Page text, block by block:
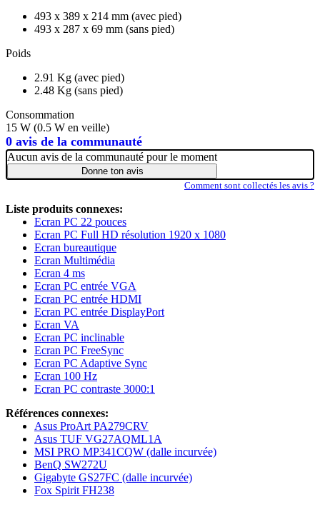
0 avis de la communauté
493 x 389 x 214 mm (avec pied)
493 x 287 x 69 mm (sans pied)
Poids
2.91 Kg (avec pied)
2.48 Kg (sans pied)
Consommation
15 W (0.5 W en veille)
Aucun avis de la communauté pour le moment
Donne ton avis
Comment sont collectés les avis ?
Liste produits connexes:
Ecran PC 22 pouces
Ecran PC Full HD résolution 1920 x 1080
Ecran bureautique
Ecran Multimédia
Ecran 4 ms
Ecran PC entrée VGA
Ecran PC entrée HDMI
Ecran PC entrée DisplayPort
Ecran VA
Ecran PC inclinable
Ecran PC FreeSync
Ecran PC Adaptive Sync
Ecran 100 Hz
Ecran PC contraste 3000:1
Références connexes:
Asus ProArt PA279CRV
Asus TUF VG27AQML1A
MSI PRO MP341CQW (dalle incurvée)
BenQ SW272U
Gigabyte GS27FC (dalle incurvée)
Fox Spirit FH238